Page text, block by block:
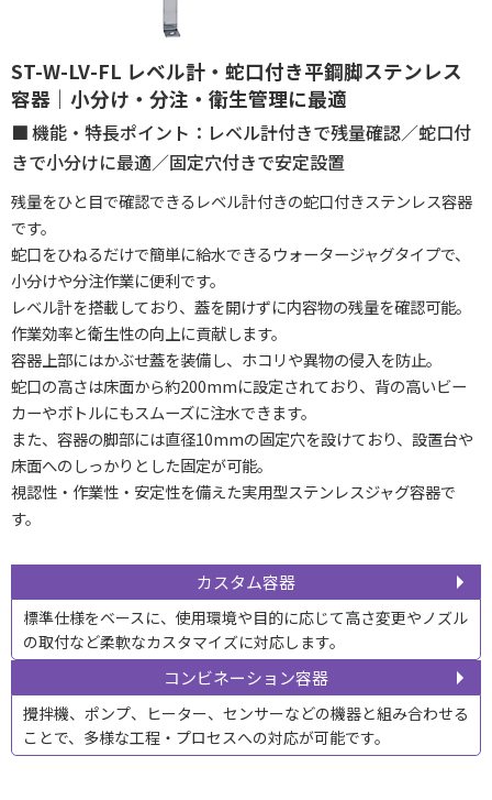
ST-W-LV-FL レベル計・蛇口付き平鋼脚ステンレス
容器｜小分け・分注・衛生管理に最適
機能・特長ポイント：レベル計付きで残量確認／蛇口付
きで小分けに最適／固定穴付きで安定設置
残量をひと目で確認できるレベル計付きの蛇口付きステンレス容器
です。
蛇口をひねるだけで簡単に給水できるウォータージャグタイプで、
小分けや分注作業に便利です。
レベル計を搭載しており、蓋を開けずに内容物の残量を確認可能。
作業効率と衛生性の向上に貢献します。
容器上部にはかぶせ蓋を装備し、ホコリや異物の侵入を防止。
蛇口の高さは床面から約200mmに設定されており、背の高いビー
カーやボトルにもスムーズに注水できます。
また、容器の脚部には直径10mmの固定穴を設けており、設置台や
床面へのしっかりとした固定が可能。
視認性・作業性・安定性を備えた実用型ステンレスジャグ容器で
す。
カスタム容器
標準仕様をベースに、使用環境や目的に応じて高さ変更やノズル
の取付など柔軟なカスタマイズに対応します。
コンビネーション容器
攪拌機、ポンプ、ヒーター、センサーなどの機器と組み合わせる
ことで、多様な工程・プロセスへの対応が可能です。